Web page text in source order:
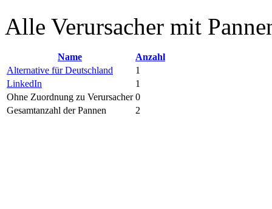
Alle Verursacher mit
Name
Anzahl
Alternative für Deutschland
1
LinkedIn
1
Ohne Zuordnung zu Verursacher 0
Gesamtanzahl der Pannen
2